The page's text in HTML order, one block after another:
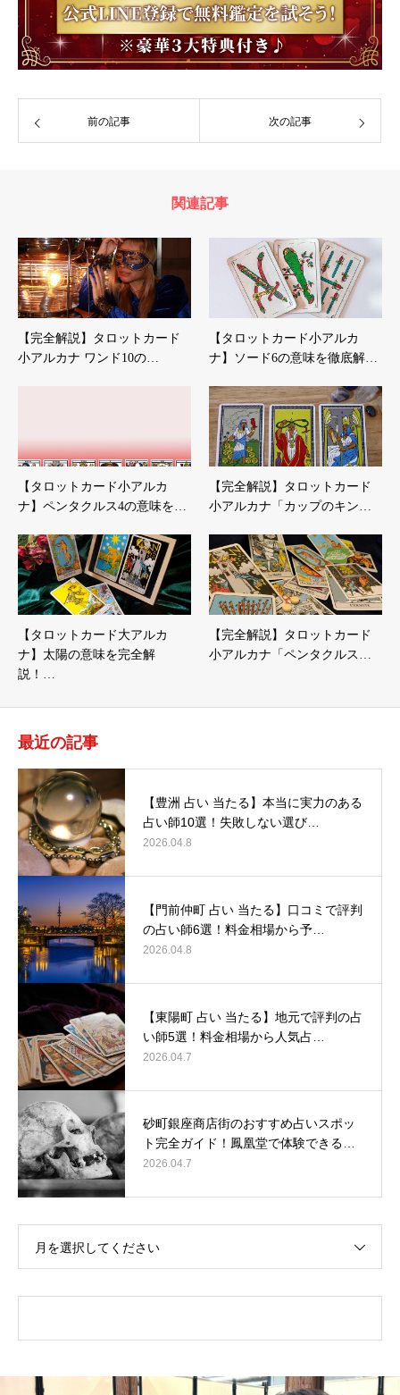
前の記事 次の記事
関連記事
【完全解説】タロットカード
小アルカナ ワンド10の…
【タロットカード小アルカ
ナ】ソード6の意味を徹底解…
【タロットカード小アルカ
ナ】ペンタクルス4の意味を…
【完全解説】タロットカード
小アルカナ「カップのキン…
【タロットカード大アルカ
ナ】太陽の意味を完全解
説！…
【完全解説】タロットカード
小アルカナ「ペンタクルス…
最近の記事
【豊洲 占い 当たる】本当に実力のある
占い師10選！失敗しない選び…
2026.04.8
【門前仲町 占い 当たる】口コミで評判
の占い師6選！料金相場から予…
2026.04.8
【東陽町 占い 当たる】地元で評判の占
い師5選！料金相場から人気占…
2026.04.7
砂町銀座商店街のおすすめ占いスポッ
ト完全ガイド！鳳凰堂で体験できる…
2026.04.7
月を選択してください